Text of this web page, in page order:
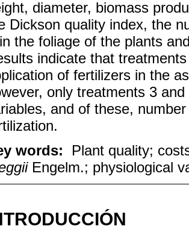
diameter, biomass
Dickson quality index, the
the foliage of the plants
indicate that
of fertilizers in the
only treatments 3
and of these,
words: Plant quality;
Engelm.; physiological